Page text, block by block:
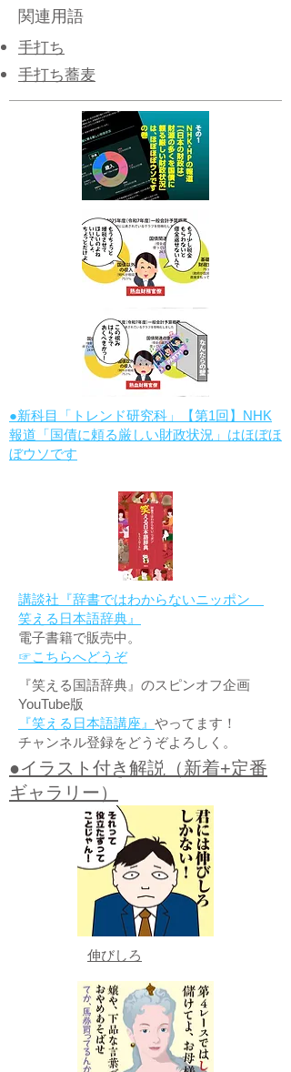
関連用語
手打ち
手打ち蕎麦
●新科目「トレンド研究科」【第1回】NHK
報道「国債に頼る厳しい財政状況」はほぼほ
ぼウソです
講談社『辞書ではわからないニッポン
笑える日本語辞典』
電子書籍で販売中。
☞こちらへどうぞ
『笑える国語辞典』のスピンオフ企画
YouTube版
『笑える日本語講座』 やってます！
チャンネル登録をどうぞよろしく。
●イラスト付き解説（新着+定番
ギャラリー）
伸びしろ